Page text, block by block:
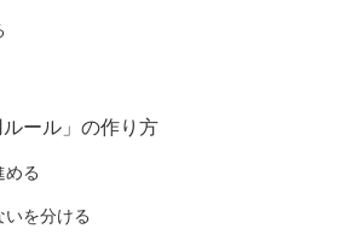
ール」の作り方
める
を分ける